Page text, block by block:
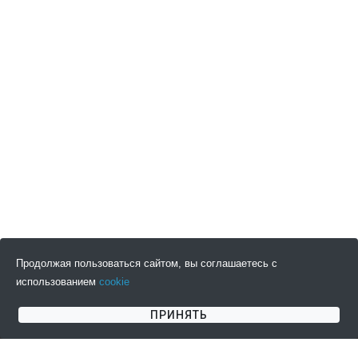
Продолжая пользоваться сайтом, вы соглашаетесь с
использованием cookie
ПРИНЯТЬ